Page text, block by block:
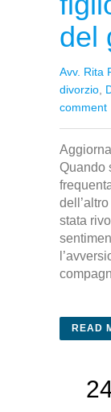
del
Avv. Rita
divorzio
comment
Quando
stata
READ